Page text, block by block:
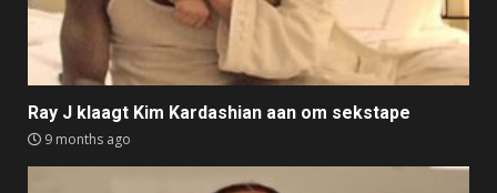
Ray J klaagt Kim Kardashian aan om sekstape
9 months ago